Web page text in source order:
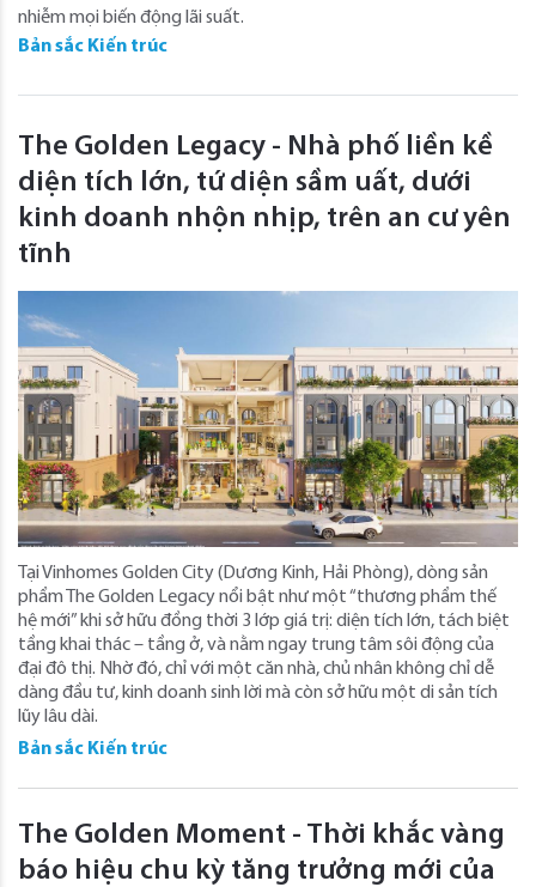
nhiễm mọi biến động lãi suất.
Bản sắc Kiến trúc
The Golden Legacy - Nhà phố liền kề
diện tích lớn, tứ diện sầm uất, dưới
kinh doanh nhộn nhịp, trên an cư yên
tĩnh
Tại Vinhomes Golden City (Dương Kinh, Hải Phòng), dòng sản
phẩm The Golden Legacy nổi bật như một “thương phẩm thế
hệ mới” khi sở hữu đồng thời 3 lớp giá trị: diện tích lớn, tách biệt
tầng khai thác – tầng ở, và nằm ngay trung tâm sôi động của
đại đô thị. Nhờ đó, chỉ với một căn nhà, chủ nhân không chỉ dễ
dàng đầu tư, kinh doanh sinh lời mà còn sở hữu một di sản tích
lũy lâu dài.
Bản sắc Kiến trúc
The Golden Moment - Thời khắc vàng
báo hiệu chu kỳ tăng trưởng mới của